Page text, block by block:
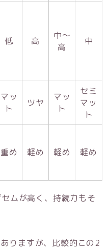
低 高
中〜
高
中
マッ
ト
ツヤ
マッ
ト
セミ
マッ
ト
重め 軽め 軽め 軽め
ムが高く、持続力もそ
りますが、比較的この2